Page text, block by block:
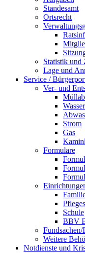
Standesamt
Ortsrecht
Statistik und
Lage und
Service /
Ver- und
Wasser
Strom
Gas
Formulare
Schule
BBV
Weitere
Notdienste und